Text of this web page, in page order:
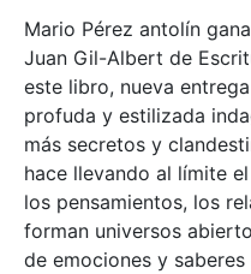
Mario Pérez antolín
Juan Gil-Albert de
este libro, nueva
profuda y estilizada
más secretos y
hace llevando al límite
los pensamientos, los
forman universos
de emociones y